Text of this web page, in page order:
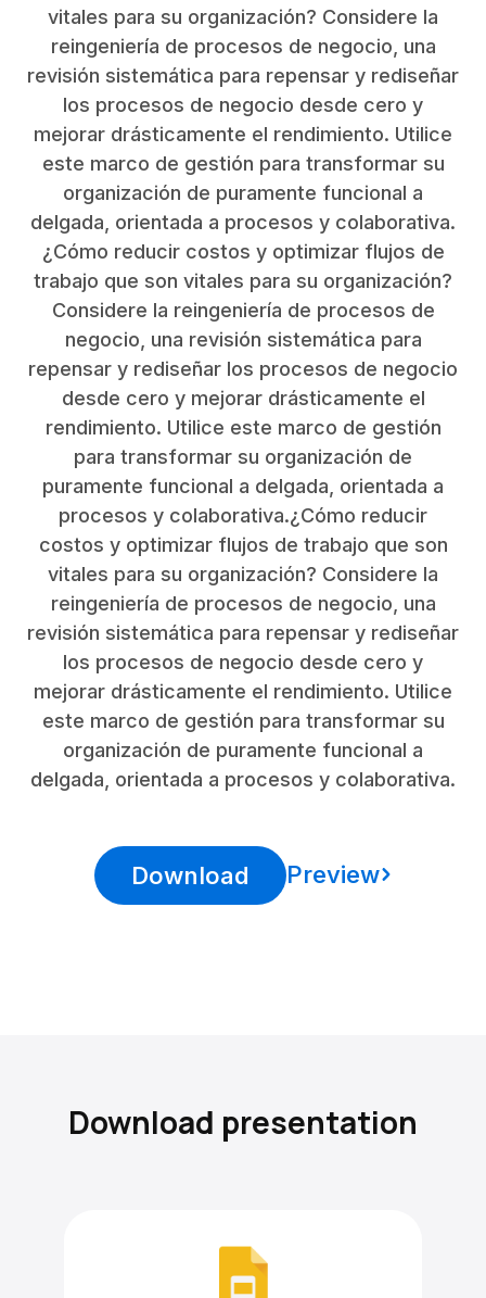
vitales para su organización? Considere la
reingeniería de procesos de negocio, una
revisión sistemática para repensar y rediseñar
los procesos de negocio desde cero y
mejorar drásticamente el rendimiento. Utilice
este marco de gestión para transformar su
organización de puramente funcional a
delgada, orientada a procesos y colaborativa.
¿Cómo reducir costos y optimizar flujos de
trabajo que son vitales para su organización?
Considere la reingeniería de procesos de
negocio, una revisión sistemática para
repensar y rediseñar los procesos de negocio
desde cero y mejorar drásticamente el
rendimiento. Utilice este marco de gestión
para transformar su organización de
puramente funcional a delgada, orientada a
procesos y colaborativa.¿Cómo reducir
costos y optimizar flujos de trabajo que son
vitales para su organización? Considere la
reingeniería de procesos de negocio, una
revisión sistemática para repensar y rediseñar
los procesos de negocio desde cero y
mejorar drásticamente el rendimiento. Utilice
este marco de gestión para transformar su
organización de puramente funcional a
delgada, orientada a procesos y colaborativa.
Download Preview
Download presentation